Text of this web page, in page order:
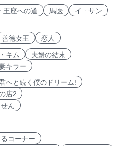
王座への道 馬医
イ・サン
善徳女王 恋人
キム
夫婦の結末
キラー
君へと続く僕のドリーム!
店2
ん
コーナー